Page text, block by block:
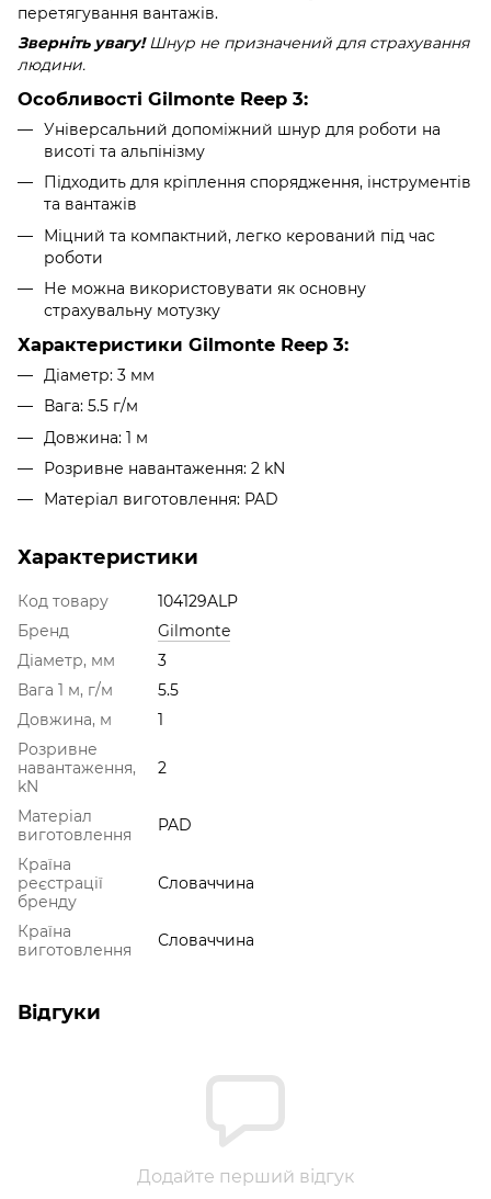
перетягування вантажів.
Зверніть увагу!Шнур не призначений для страхування
людини.
Особливості Gilmonte Reep 3:
Універсальний допоміжний шнур для роботи на
висоті та альпінізму
Підходить для кріплення спорядження, інструментів
та вантажів
Міцний та компактний, легко керований під час
роботи
Не можна використовувати як основну
страхувальну мотузку
Характеристики Gilmonte Reep 3:
Діаметр: 3 мм
Вага: 5.5 г/м
Довжина: 1 м
Розривне навантаження: 2 kN
Матеріал виготовлення: PAD
Характеристики
Код товару
104129ALP
Бренд
Gilmonte
Діаметр, мм
3
Вага 1 м, г/м
5.5
Довжина, м
1
Розривне
навантаження,
kN
2
Матеріал
виготовлення
PAD
Країна
реєстрації
бренду
Словаччина
Країна
виготовлення
Словаччина
Відгуки
Додайте перший відгук